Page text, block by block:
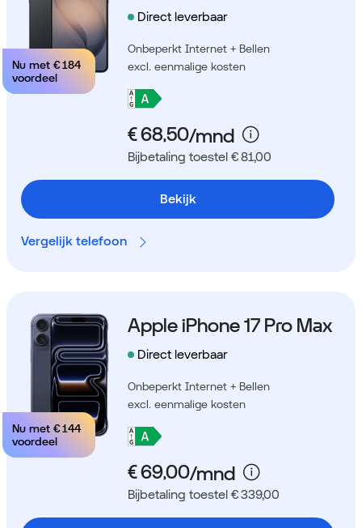
Nu met € 184
voordeel
Direct leverbaar
Onbeperkt Internet + Bellen
excl. eenmalige kosten
Bijbetaling toestel € 81,00
Bekijk
Vergelijk telefoon
Nu met € 144
voordeel
Apple iPhone 17 Pro Max
Direct leverbaar
Onbeperkt Internet + Bellen
excl. eenmalige kosten
Bijbetaling toestel € 339,00